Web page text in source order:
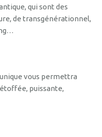
qui sont des
de transgénérationnel,
vous permettra
puissante,